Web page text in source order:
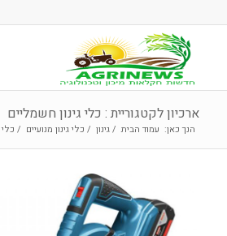
ארכיון לקטגוריית : כלי גינון חשמליים
הנך כאן: עמוד הבית / גינון / כלי גינון מנועיים /